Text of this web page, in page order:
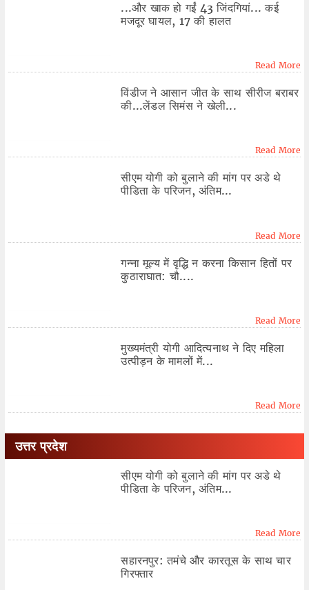
...और खाक हो गईं 43 जिंदगियां... कई
मजदूर घायल, 17 की हालत
Read More
विंडीज ने आसान जीत के साथ सीरीज बराबर
की...लेंडल सिमंस ने खेली...
Read More
सीएम योगी को बुलाने की मांग पर अडे थे
पीडिता के परिजन, अंतिम...
Read More
गन्ना मूल्य में वृद्धि न करना किसान हितों पर
कुठाराघात: चौ....
Read More
मुख्यमंत्री योगी आदित्यनाथ ने दिए महिला
उत्पीड़न के मामलों में...
Read More
उत्तर प्रदेश
सीएम योगी को बुलाने की मांग पर अडे थे
पीडिता के परिजन, अंतिम...
Read More
सहारनपुर: तमंचे और कारतूस के साथ चार
गिरफ्तार